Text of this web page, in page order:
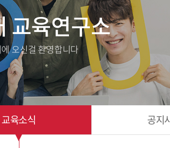
교육연구소
오신걸 환영합니다
교육소식 공지